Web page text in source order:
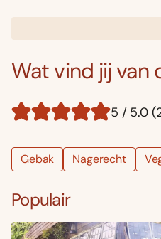
Wat vind jij van
5 / 5.0
Gebak Nagerecht
Populair